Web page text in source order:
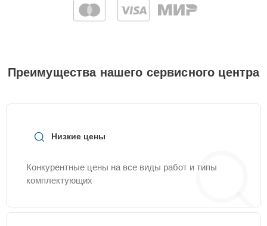
Преимущества нашего сервисного центра
Низкие цены
Конкурентные цены на все виды работ и типы
комплектующих